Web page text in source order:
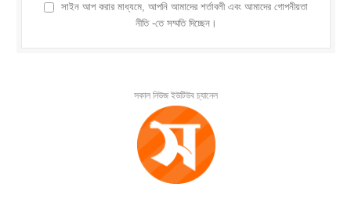
সাইন আপ করার মাধ্যমে, আপনি আমাদের শর্তাবলী এবং আমাদের গোপনীয়তা
নীতি -তে সম্মতি দিচ্ছেন।
সকাল নিউজ ইউটিউব চ্যানেল